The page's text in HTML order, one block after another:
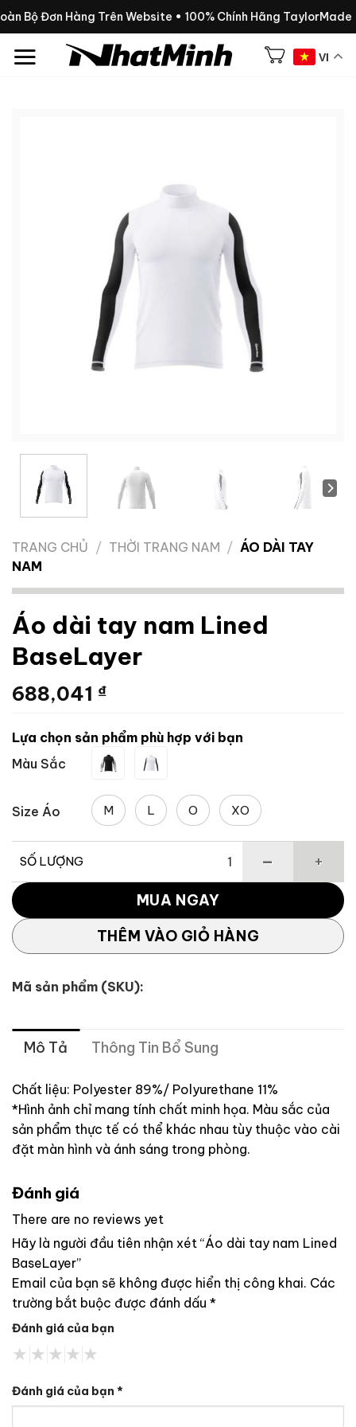
Chuyển
nội
dung
Bộ Đơn Hàng Trên Website • 100% Chính Hãng TaylorMade
VI
TRANG CHỦ / THỜI TRANG NAM / ÁO DÀI TAY
NAM
Áo dài tay nam Lined
BaseLayer
688,041 ₫
Lựa chọn sản phẩm phù hợp với bạn
Màu Sắc
Size Áo M L O XO
SỐ LƯỢNG
Áo dài tay nam Lined BaseLayer số lượng
THÊM VÀO GIỎ HÀNG
MUA NGAY
Mã sản phẩm (SKU):
Mô Tả Thông Tin Bổ Sung
Chất liệu: Polyester 89%/ Polyurethane 11%
*Hình ảnh chỉ mang tính chất minh họa. Màu sắc của
sản phẩm thực tế có thể khác nhau tùy thuộc vào cài
đặt màn hình và ánh sáng trong phòng.
Đánh giá
There are no reviews yet
Hãy là người đầu tiên nhận xét “Áo dài tay nam Lined
BaseLayer”
Email của bạn sẽ không được hiển thị công khai. Các
trường bắt buộc được đánh dấu *
Đánh giá của bạn
Đánh giá của bạn *